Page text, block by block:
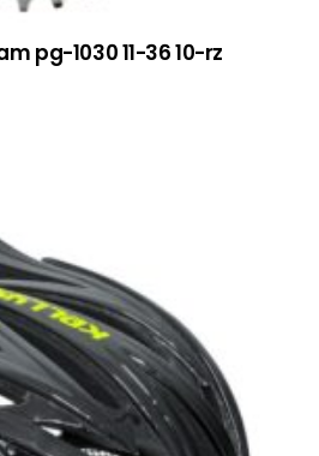
pg-1030 11-36 10-rz